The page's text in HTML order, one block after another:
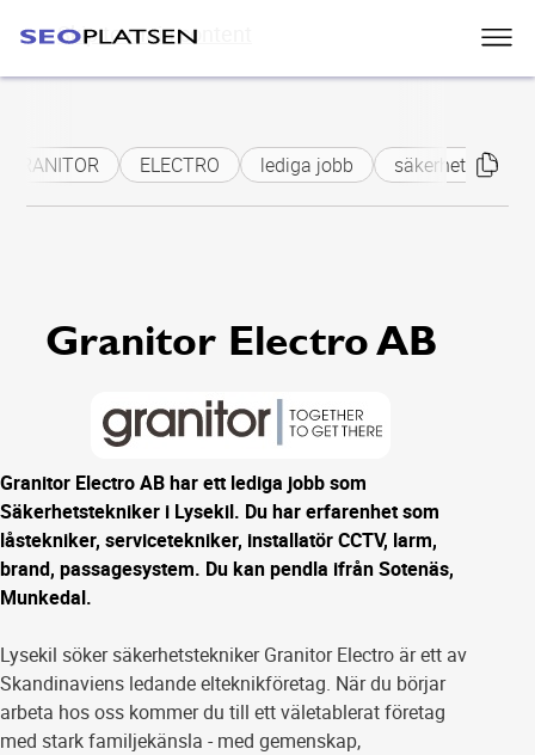
Skip to main content
GRANITOR ELECTRO lediga jobb
Granitor Electro AB
Granitor Electro AB har ett lediga jobb som
Säkerhetstekniker i Lysekil. Du har erfarenhet som
låstekniker, servicetekniker, installatör CCTV, larm,
brand, passagesystem. Du kan pendla ifrån Sotenäs,
Munkedal.
Lysekil söker säkerhetstekniker Granitor Electro är ett av
Skandinaviens ledande elteknikföretag. När du börjar
arbeta hos oss kommer du till ett väletablerat företag
med stark familjekänsla - med gemenskap,